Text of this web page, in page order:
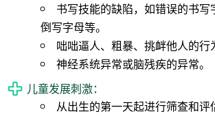
书写技能的缺陷，如错误的书写
倒写字母等。
咄咄逼人、粗暴、挑衅他人的行
神经系统异常或脑残疾的异常。
儿童发展刺激：
从出生的第一天起进行筛查和评